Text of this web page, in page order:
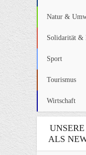
Natur &
Solidarität &
Sport
Tourismus
Wirtschaft
ALS